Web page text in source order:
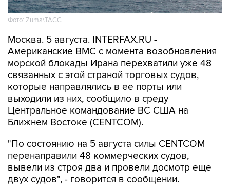
Фото: Zuma\ТАСС
Москва. 5 августа. INTERFAX.RU -
Американские ВМС с момента возобновления
морской блокады Ирана перехватили уже 48
связанных с этой страной торговых судов,
которые направлялись в ее порты или
выходили из них, сообщило в среду
Центральное командование ВС США на
Ближнем Востоке (CENTCOM).
"По состоянию на 5 августа силы CENTCOM
перенаправили 48 коммерческих судов,
вывели из строя два и провели досмотр еще
двух судов", - говорится в сообщении.